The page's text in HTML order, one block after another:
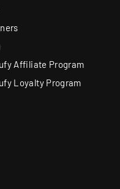
uno de los cuatro de
y garantía oficial en
y renting
Affiliate Program
Loyalty Program